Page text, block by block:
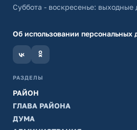
Суббота - воскресенье: выходные
Об использовании персональных
РАЗДЕЛЫ
РАЙОН
ГЛАВА РАЙОНА
ДУМА